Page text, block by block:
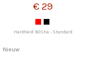
€ 29
Hardheid: 80Sha - Standard
Nieuw